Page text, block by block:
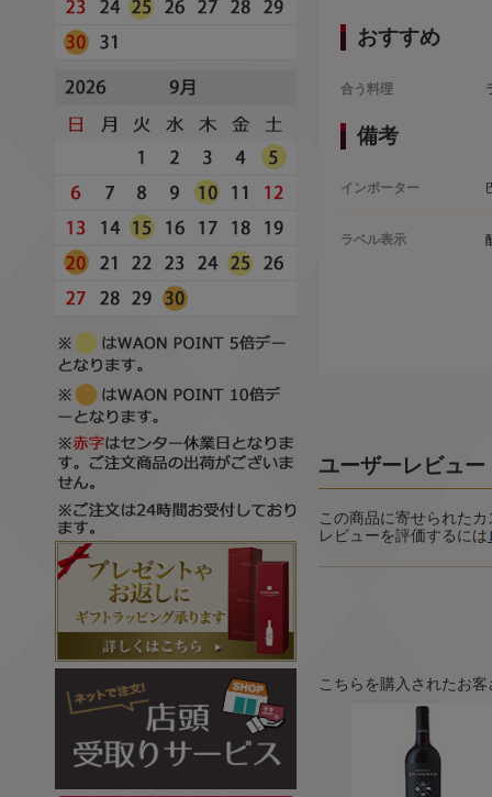
おすすめ
合う料理
備考
インポーター
ラベル表示
ユーザーレビュー
この商品に寄せられた
レビューを評価するには
こちらを購入されたお